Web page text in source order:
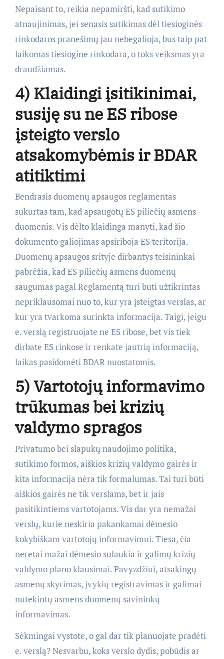
Nepaisant to, reikia nepamiršti, kad sutikimo
atnaujinimas, jei senasis sutikimas dėl tiesioginės
rinkodaros pranešimų jau nebegalioja, bus taip pat
laikomas tiesiogine rinkodara, o toks veiksmas yra
draudžiamas.
4) Klaidingi įsitikinimai,
susiję su ne ES ribose
įsteigto verslo
atsakomybėmis ir BDAR
atitiktimi
Bendrasis duomenų apsaugos reglamentas
sukurtas tam, kad apsaugotų ES piliečių asmens
duomenis. Vis dėlto klaidinga manyti, kad šio
dokumento galiojimas apsiriboja ES teritorija.
Duomenų apsaugos srityje dirbantys teisininkai
pabrėžia, kad ES piliečių asmens duomenų
saugumas pagal Reglamentą turi būti užtikrintas
nepriklausomai nuo to, kur yra įsteigtas verslas, ar
kur yra tvarkoma surinkta informacija. Taigi, jeigu
e. verslą registruojate ne ES ribose, bet vis tiek
dirbate ES rinkose ir renkate jautrią informaciją,
laikas pasidomėti BDAR nuostatomis.
5) Vartotojų informavimo
trūkumas bei krizių
valdymo spragos
Privatumo bei slapukų naudojimo politika,
sutikimo formos, aiškios krizių valdymo gairės ir
kita informacija nėra tik formalumas. Tai turi būti
aiškios gairės ne tik verslams, bet ir jais
pasitikintiems vartotojams. Vis dar yra nemažai
verslų, kurie neskiria pakankamai dėmesio
kokybiškam vartotojų informavimui. Tiesa, čia
neretai mažai dėmesio sulaukia ir galimų krizių
valdymo plano klausimai. Pavyzdžiui, atsakingų
asmenų skyrimas, įvykių registravimas ir galimai
nutekintų asmens duomenų savininkų
informavimas.
Sėkmingai vystote, o gal dar tik planuojate pradėti
e. verslą? Nesvarbu, koks verslo dydis, pobūdis ar